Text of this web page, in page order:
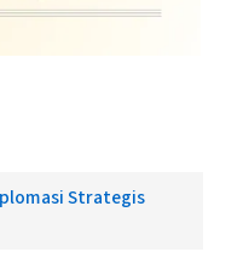
Strategis